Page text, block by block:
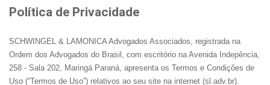
Política de Privacidade
SCHWINGEL & LAMONICA Advogados Associados, registrada na
Ordem dos Advogados do Brasil, com escritório na Avenida Indepência,
258 - Sala 202, Maringá Paraná, apresenta os Termos e Condições de
Uso (“Termos de Uso”) relativos ao seu site na internet (sl.adv.br).